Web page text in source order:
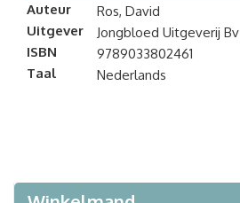
Auteur
Ros, David
Uitgever
Jongbloed Uitgeverij Bv
ISBN
9789033802461
Taal
Nederlands